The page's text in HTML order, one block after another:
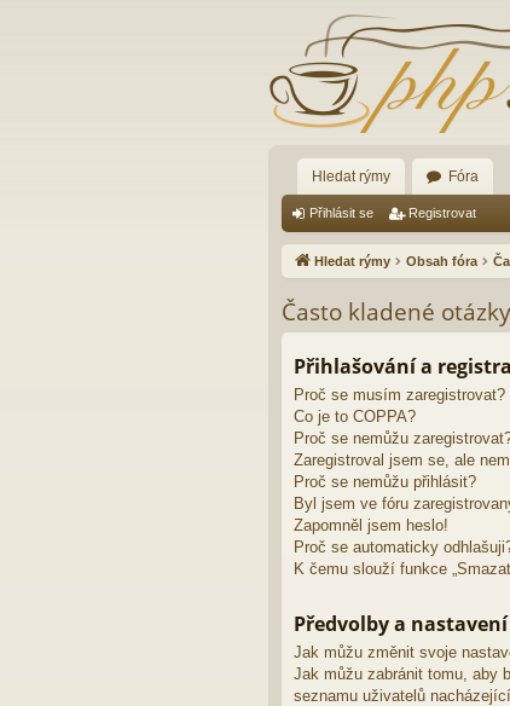
Hledat rýmy Fóra
Přihlásit se Registrovat
Hledat rýmy Obsah fóra
Často kladené otázky
Přihlašování a
Proč se musím zaregistrovat?
Co je to COPPA?
Proč se nemůžu
Zaregistroval jsem se, ale
Proč se nemůžu přihlásit?
Byl jsem ve fóru
Zapomněl jsem heslo!
Proč se automaticky
K čemu slouží funkce
Předvolby a
Jak můžu změnit svoje
Jak můžu zabránit tomu, aby
seznamu uživatelů